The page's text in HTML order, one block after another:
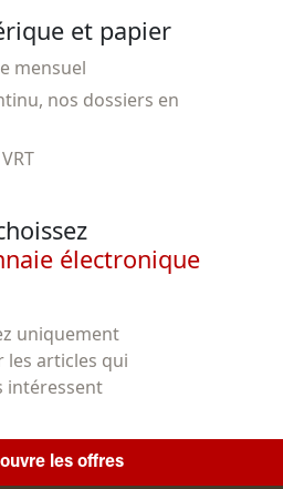
et papier
mensuel
nos dossiers en
électronique
uniquement
les articles qui
intéressent
les offres